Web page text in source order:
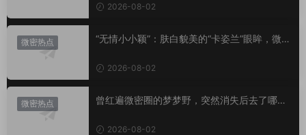
2026-08-02
微密热点
“无情小小颖”：肤白貌美的“卡姿兰”眼眸，微密
2026-08-02
微密热点
曾红遍微密圈的梦梦野，突然消失后去了哪
2026-08-02